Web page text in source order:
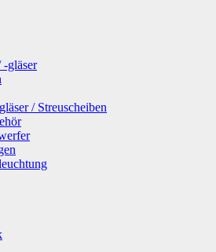
gläser
/ Streuscheiben